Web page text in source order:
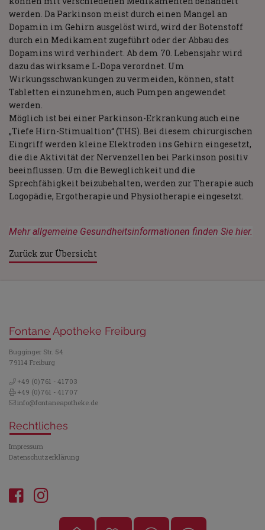
Zurück zur Übersicht
werden. Da Parkinson meist durch einen Mangel an
Dopamin im Gehirn ausgelöst wird, wird der Botenstoff
durch ein Medikament zugeführt oder der Abbau des
Dopamins wird verhindert. Ab dem 70. Lebensjahr wird
dazu das wirksame L-Dopa verordnet. Um
Wirkungsschwankungen zu vermeiden, können, statt
Tabletten einzunehmen, auch Pumpen angewendet
werden.
Möglich ist bei einer Parkinson-Erkrankung auch eine
„Tiefe Hirn-Stimualtion“ (THS). Bei diesem chirurgischen
Eingriff werden kleine Elektroden ins Gehirn eingesetzt,
die die Aktivität der Nervenzellen bei Parkinson positiv
beeinflussen. Um die Beweglichkeit und die
Sprechfähigkeit beizubehalten, werden zur Therapie auch
Logopädie, Ergotherapie und Physiotherapie eingesetzt.
Mehr allgemeine Gesundheitsinformationen finden Sie hier.
Fontane Apotheke Freiburg
Bugginger Str. 54
79114 Freiburg
+49 (0)761 - 41703
+49 (0)761 - 41707
info@fontaneapotheke.de
Rechtliches
Impressum
Datenschutzerklärung